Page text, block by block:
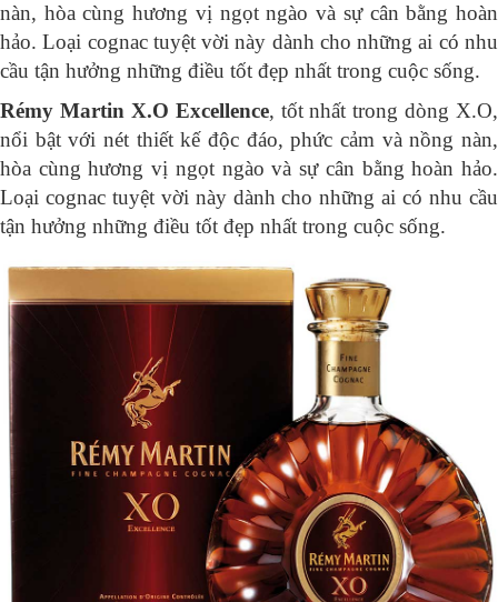
nàn, hòa cùng hương vị ngọt ngào và sự cân bằng hoàn
hảo. Loại cognac tuyệt vời này dành cho những ai có nhu
cầu tận hưởng những điều tốt đẹp nhất trong cuộc sống.
Rémy Martin X.O Excellence, tốt nhất trong dòng X.O,
nổi bật với nét thiết kế độc đáo, phức cảm và nồng nàn,
hòa cùng hương vị ngọt ngào và sự cân bằng hoàn hảo.
Loại cognac tuyệt vời này dành cho những ai có nhu cầu
tận hưởng những điều tốt đẹp nhất trong cuộc sống.